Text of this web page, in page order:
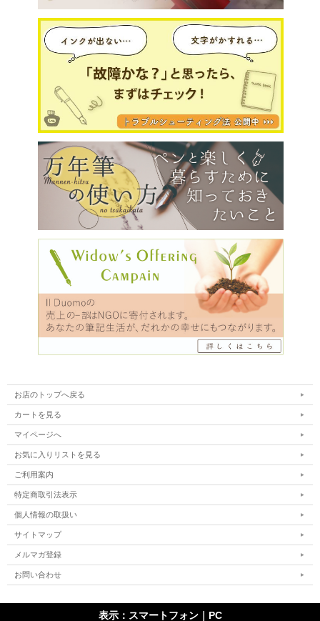
お店のトップへ戻る
カートを見る
マイページへ
お気に入りリストを見る
ご利用案内
特定商取引法表示
個人情報の取扱い
サイトマップ
メルマガ登録
お問い合わせ
表示：スマートフォン｜ PC